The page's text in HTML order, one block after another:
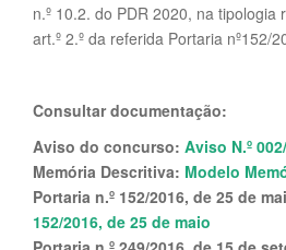
n.º 10.2. do PDR 2020, na
art.º 2.º da referida Portaria nº152/
Consultar documentação:
Aviso do concurso: Aviso N.º
Memória Descritiva: Modelo
Portaria n.º 152/2016, de 25 de
152/2016, de 25 de maio